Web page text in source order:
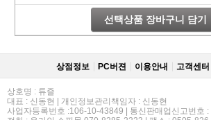
선택상품 장바구니 담기
상점정보 PC버젼 이용안내 고객센터
상호명 : 튜즐
대표 : 신동현 | 개인정보관리책임자 : 신동현
사업자등록번호 :106-10-43849 | 통신판매업신고번호